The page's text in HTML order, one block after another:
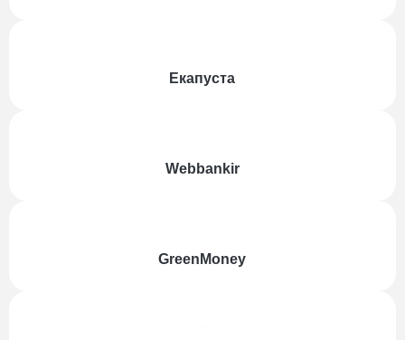
Екапуста
Webbankir
GreenMoney